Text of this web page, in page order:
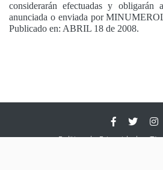
considerarán efectuadas y
anunciada o enviada por
Publicado en: ABRIL 18 de 2008.
Política de Privacidad